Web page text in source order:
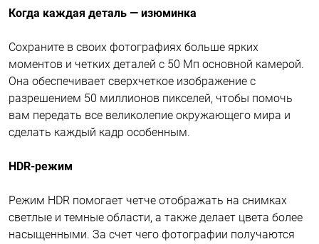
Когда каждая деталь — изюминка
Сохраните в своих фотографиях больше ярких
моментов и четких деталей с 50 Мп основной камерой.
Она обеспечивает сверхчеткое изображение с
разрешением 50 миллионов пикселей, чтобы помочь
вам передать все великолепие окружающего мира и
сделать каждый кадр особенным.
HDR-режим
Режим HDR помогает четче отображать на снимках
светлые и темные области, а также делает цвета более
насыщенными. За счет чего фотографии получаются